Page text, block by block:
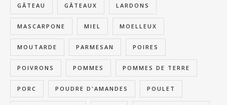
GÂTEAU GÂTEAUX LARDONS
MASCARPONE MIEL MOELLEUX
MOUTARDE PARMESAN POIRES
POIVRONS POMMES POMMES DE TERRE
PORC POUDRE D'AMANDES POULET